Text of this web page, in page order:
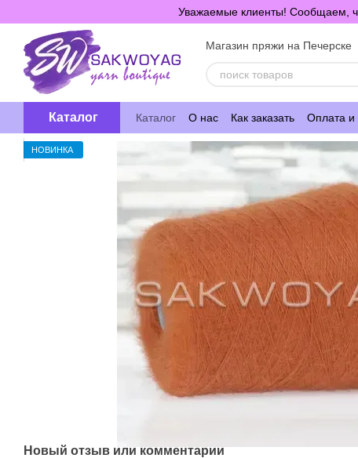
Уважаемые клиенты! Сообщаем,
Магазин пряжи на Печерске
Каталог Каталог О нас Как заказать Оплата и
НОВИНКА
Новый отзыв или комментарий